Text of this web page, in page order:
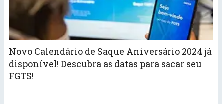
Novo Calendário de Saque Aniversário 2024 já
disponível! Descubra as datas para sacar seu
FGTS!